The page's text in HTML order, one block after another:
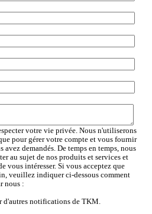
votre vie privée. Nous n'utiliserons
pour gérer votre compte et vous fournir
demandés. De temps en temps, nous
au sujet de nos produits et services et
vous intéresser. Si vous acceptez que
veuillez indiquer ci-dessous comment
nous :
d'autres notifications de TKM.